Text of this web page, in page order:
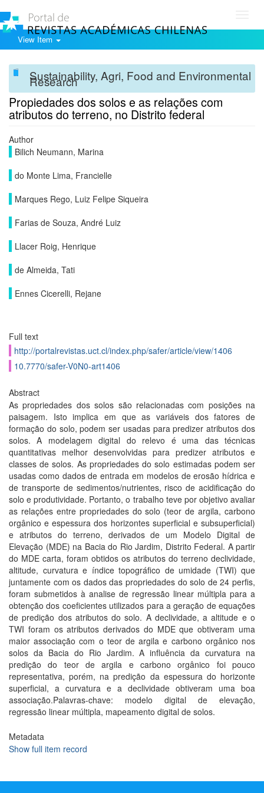
View Item
Sustainability, Agri, Food and Environmental
Research
Propiedades dos solos e as relações com
atributos do terreno, no Distrito federal
Author
Bilich Neumann, Marina
do Monte Lima, Francielle
Marques Rego, Luiz Felipe Siqueira
Farias de Souza, André Luiz
Llacer Roig, Henrique
de Almeida, Tati
Ennes Cicerelli, Rejane
Full text
http://portalrevistas.uct.cl/index.php/safer/article/view/1406
10.7770/safer-V0N0-art1406
Abstract
As propriedades dos solos são relacionadas com posições na
paisagem. Isto implica em que as variáveis dos fatores de
formação do solo, podem ser usadas para predizer atributos dos
solos. A modelagem digital do relevo é uma das técnicas
quantitativas melhor desenvolvidas para predizer atributos e
classes de solos. As propriedades do solo estimadas podem ser
usadas como dados de entrada em modelos de erosão hídrica e
de transporte de sedimentos/nutrientes, risco de acidificação do
solo e produtividade. Portanto, o trabalho teve por objetivo avaliar
as relações entre propriedades do solo (teor de argila, carbono
orgânico e espessura dos horizontes superficial e subsuperficial)
e atributos do terreno, derivados de um Modelo Digital de
Elevação (MDE) na Bacia do Rio Jardim, Distrito Federal. A partir
do MDE carta, foram obtidos os atributos do terreno declividade,
altitude, curvatura e índice topográfico de umidade (TWI) que
juntamente com os dados das propriedades do solo de 24 perfis,
foram submetidos à analise de regressão linear múltipla para a
obtenção dos coeficientes utilizados para a geração de equações
de predição dos atributos do solo. A declividade, a altitude e o
TWI foram os atributos derivados do MDE que obtiveram uma
maior associação com o teor de argila e carbono orgânico nos
solos da Bacia do Rio Jardim. A influência da curvatura na
predição do teor de argila e carbono orgânico foi pouco
representativa, porém, na predição da espessura do horizonte
superficial, a curvatura e a declividade obtiveram uma boa
associação.Palavras-chave: modelo digital de elevação,
regressão linear múltipla, mapeamento digital de solos.
Metadata
Show full item record